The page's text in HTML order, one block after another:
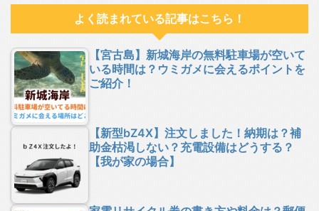
よく読まれている記事はこちら！
【宮古島】新城海岸の無料駐車場が空いて
いる時間は？ウミガメに会えるポイントを
ご紹介！
【新型bZ4X】注文しました！納期は？補
助金枯渇しない？充電設備はどうする？
【我が家の場合】